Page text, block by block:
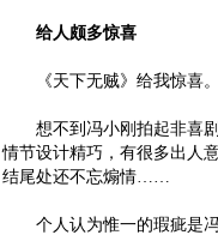
给人颇多惊喜
《天下无贼》给我惊喜。
想不到冯小刚拍起非喜剧
情节设计精巧，有很多出人
结尾处还不忘煽情……
个人认为惟一的瑕疵是冯